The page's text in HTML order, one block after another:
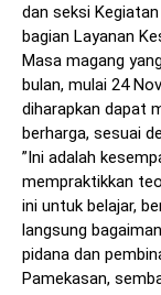
dan seksi
bagian Layanan
​Masa magang
bulan, mulai 24
diharapkan dapat
berharga, sesuai
​”Ini adalah
mempraktikkan
ini untuk belajar,
langsung
pidana dan
Pamekasan,